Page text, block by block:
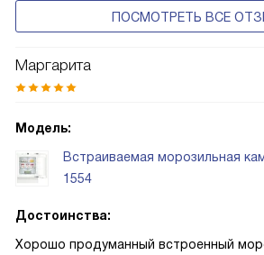
ПОСМОТРЕТЬ ВСЕ
Маргарита
Модель:
Встраиваемая морозильная
1554
Достоинства:
Хорошо продуманный встроенный